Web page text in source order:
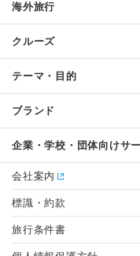
海外旅行
クルーズ
テーマ・目的
ブランド
企業・学校・団体向けサ
会社案内
標識・約款
旅行条件書